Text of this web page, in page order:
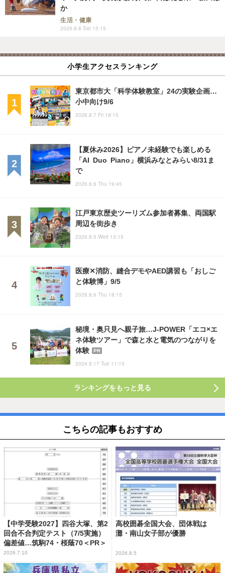
か
生活・健康
2026.8.8 Sat 15:15
小学生アクセスランキング
東京都市大「科学体験教室」24の実験企画…
小中向け9/6
2026.8.7 Fri 18:15
【夏休み2026】ピアノ未経験でも楽しめる
「AI Duo Piano」横浜みなとみらい8/31ま
で
2026.8.6 Thu 19:45
江戸東京歴史ツーリズム参加者募集、両国駅
周辺を街歩き
2026.8.5 Wed 13:15
医療✕消防、縫合デモやAED講習も「おしご
と体験博」9/5
2026.8.6 Thu 18:15
秘境・奥只見へ親子旅…J-POWER「エコ×エ
ネ体験ツアー」で森と水と電気のつながりを
体験
PR
2024.9.17 Tue 11:15
ランキングをもっと見る
こちらの記事もおすすめ
【中学受験2027】四谷大塚、第2
回合不合判定テスト（7/5実施）
偏差値…筑駒74・桜蔭70＜PR＞
2026.7.10
高校囲碁全国大会、団体戦は
灘・南山女子部が優勝
2026.8.5